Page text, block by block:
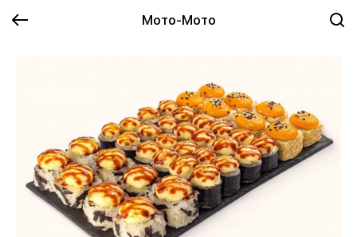
Мото-Мото